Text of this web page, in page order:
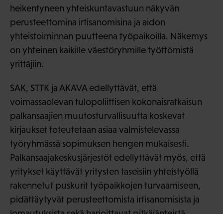
heikentyneen yhteiskuntavastuun näkyvän
perusteettomina irtisanomisina ja aidon
yhteistoiminnan puutteena työpaikoilla. Näkemys
on yhteinen kaikille väestöryhmille työttömistä
yrittäjiin.
SAK, STTK ja AKAVA edellyttävät, että
voimassaolevan tulopoliittisen kokonaisratkaisun
palkansaajien muutosturvallisuutta koskevat
kirjaukset toteutetaan asiaa valmistelevassa
työryhmässä sopimuksen hengen mukaisesti.
Palkansaajakeskusjärjestöt edellyttävät myös, että
yritykset käyttävät yritysten taseisiin yhteistyöllä
rakennetut puskurit työpaikkojen turvaamiseen,
pidättäytyvät perusteettomista irtisanomisista ja